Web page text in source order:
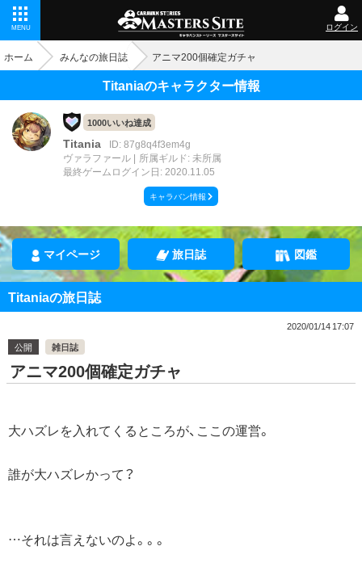
MENU ログイン
ホーム みんなの旅日誌 アニマ200個確定ガチャ
Titaniaのキャラクター情報
1000いいね達成
Titania
ID: 87g8q4f3em4g
ヴァラファール
所属ギルド: 未所属
最終ゲームログイン日: 2020.11.05
キャラバン情報
マイページ 旅日誌 図鑑
Titaniaの旅日誌
2020/01/14 17:07
公開
雑日誌
アニマ200個確定ガチャ
大ハズレを入れてくるところが、ここの運営。
誰が大ハズレかって？
…それは言えないのよ。。。